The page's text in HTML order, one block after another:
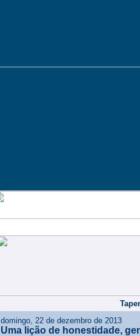
domingo, 22 de dezembro de 2013
Uma lição de honestidade,